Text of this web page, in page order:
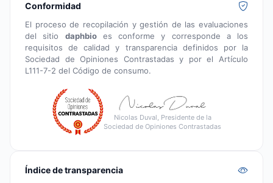
Conformidad
El proceso de recopilación y gestión de las evaluaciones
del sitio daphbioes conforme y corresponde a los
requisitos de calidad y transparencia definidos por la
Sociedad de Opiniones Contrastadas y por el Artículo
L111-7-2 del Código de consumo.
Nicolas Duval, Presidente de la
Sociedad de Opiniones Contrastadas
Índice de transparencia